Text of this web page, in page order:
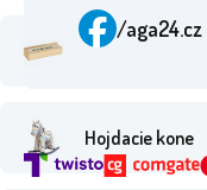
Drevené hračky
Hojdacie kone
/aga24.cz